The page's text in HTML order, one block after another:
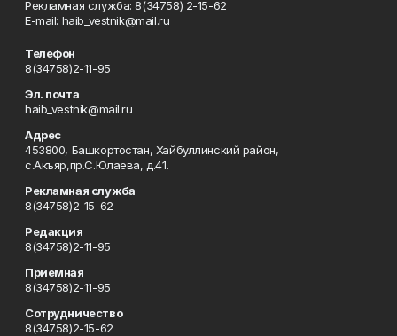
Рекламная служба: 8(34758) 2-15-62
Е-mаil: haib_vestnik@mail.ru
Телефон
8(34758)2-11-95
Эл. почта
haib_vestnik@mail.ru
Адрес
453800, Башкортостан, Хайбуллинский район,
с.Акъяр,пр.С.Юлаева, д.41.
Рекламная служба
8(34758)2-15-62
Редакция
8(34758)2-11-95
Приемная
8(34758)2-11-95
Сотрудничество
8(34758)2-15-62